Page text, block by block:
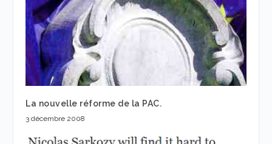
La nouvelle réforme de la PAC.
3 décembre 2008